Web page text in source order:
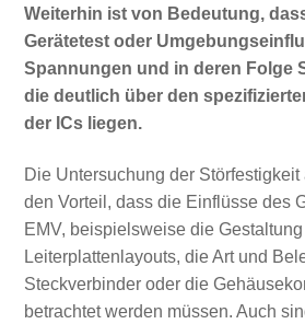
Weiterhin ist von Bedeutung,
Gerätetest oder
Spannungen und in deren Folge
die deutlich über den
der ICs liegen.
Die Untersuchung der
den Vorteil, dass die Einflüsse des
EMV, beispielsweise die
Leiterplattenlayouts, die Art und
Steckverbinder oder die
betrachtet werden müssen. Auch